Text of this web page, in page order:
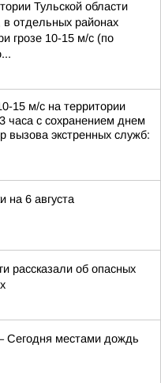
Тульской области
отдельных районах
грозе 10-15 м/с (по
15 м/с на территории
часа с сохранением днем
вызова экстренных служб:
на 6 августа
рассказали об опасных
Сегодня местами дождь